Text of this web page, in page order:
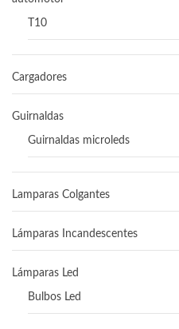
T10
Cargadores
Guirnaldas
Guirnaldas microleds
Lamparas Colgantes
Lámparas Incandescentes
Lámparas Led
Bulbos Led